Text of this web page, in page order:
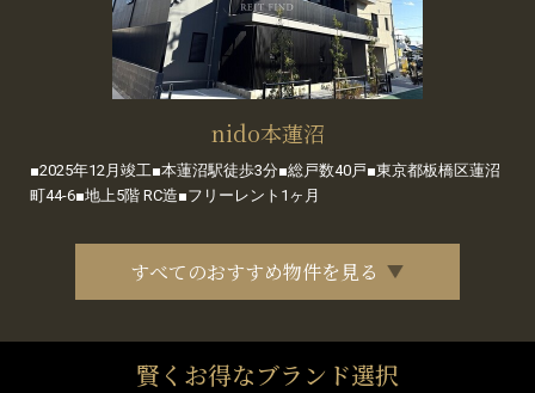
nido本蓮沼
■2025年12月竣工■本蓮沼駅徒歩3分■総戸数40戸■東京都板橋区蓮沼
町44-6■地上5階 RC造■フリーレント1ヶ月
すべてのおすすめ物件を見る
賢くお得なブランド選択